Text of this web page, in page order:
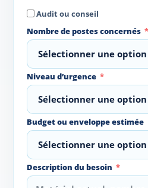
Audit ou conseil
Nombre de postes concernés
Niveau d’urgence
Budget ou enveloppe estimée
Description du besoin